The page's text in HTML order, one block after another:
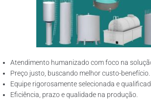
Atendimento humanizado com foco na
Preço justo, buscando melhor custo-benefício.
Equipe rigorosamente selecionada e
Eficiência, prazo e qualidade na produção.